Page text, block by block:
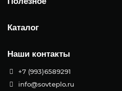
Каталог
Наши контакты
+7 (993)6589291
info@sovteplo.ru